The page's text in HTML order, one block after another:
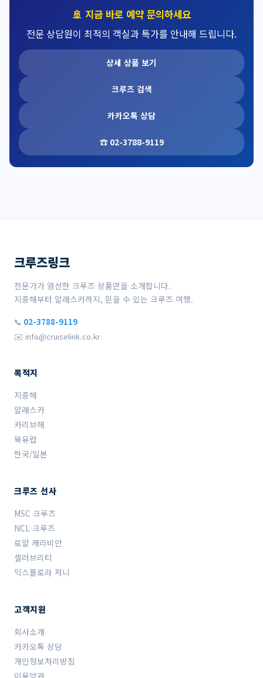
🚢 지금 바로 예약 문의하세요
전문 상담원이 최적의 객실과 특가를 안내해 드립니다.
상세 상품 보기
크루즈 검색
카카오톡 상담
☎ 02-3788-9119
크루즈링크
전문가가 엄선한 크루즈 상품만을 소개합니다.
지중해부터 알래스카까지, 믿을 수 있는 크루즈 여행.
📞 02-3788-9119
✉️ info@cruiselink.co.kr
목적지
지중해
알래스카
카리브해
북유럽
한국/일본
크루즈 선사
MSC 크루즈
NCL 크루즈
로얄 캐리비안
셀러브리티
익스플로라 저니
고객지원
회사소개
카카오톡 상담
개인정보처리방침
이용약관